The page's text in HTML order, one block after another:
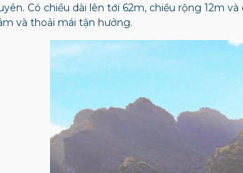
Có chiều dài lên tới 62m, chiều rộng 12m
và thoải mái tận hưởng.